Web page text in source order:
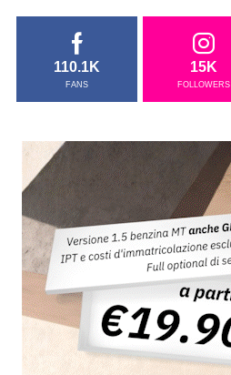
110.1K
FANS
15K
FOLLOWERS